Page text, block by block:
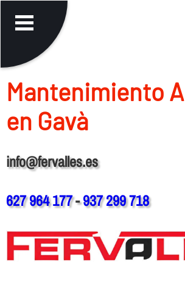
Mantenimiento
en Gavà
info@fervalles.es
627 964 177-937 299 718